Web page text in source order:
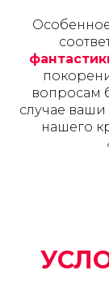
вопросам
случае ваши
нашего